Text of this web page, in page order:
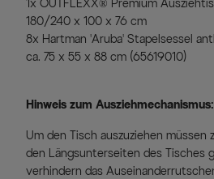
1x OUTFLEXX® Premium
180/240 x 100 x 76 cm
8x Hartman 'Aruba' Stapelsessel
ca. 75 x 55 x 88 cm (65619010)
Hinweis zum Ausziehmechanismus:
Um den Tisch auszuziehen müssen
den Längsunterseiten des Tisches
verhindern das